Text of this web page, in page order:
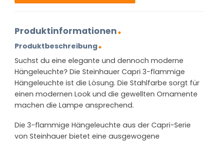
Produktinformationen
Produktbeschreibung
Suchst du eine elegante und dennoch moderne
Hängeleuchte? Die Steinhauer Capri 3-flammige
Hängeleuchte ist die Lösung. Die Stahlfarbe sorgt für
einen modernen Look und die gewellten Ornamente
machen die Lampe ansprechend.
Die 3-flammige Hängeleuchte aus der Capri-Serie
von Steinhauer bietet eine ausgewogene